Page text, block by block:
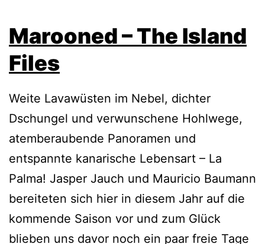
Marooned – The Island
Files
Weite Lavawüsten im Nebel, dichter
Dschungel und verwunschene Hohlwege,
atemberaubende Panoramen und
entspannte kanarische Lebensart – La
Palma! Jasper Jauch und Mauricio Baumann
bereiteten sich hier in diesem Jahr auf die
kommende Saison vor und zum Glück
blieben uns davor noch ein paar freie Tage